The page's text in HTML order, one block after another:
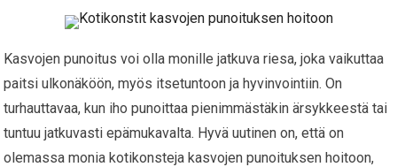
Kasvojen punoitus voi olla monille jatkuva riesa, joka vaikuttaa
paitsi ulkonäköön, myös itsetuntoon ja hyvinvointiin. On
turhauttavaa, kun iho punoittaa pienimmästäkin ärsykkeestä tai
tuntuu jatkuvasti epämukavalta. Hyvä uutinen on, että on
olemassa monia kotikonsteja kasvojen punoituksen hoitoon,